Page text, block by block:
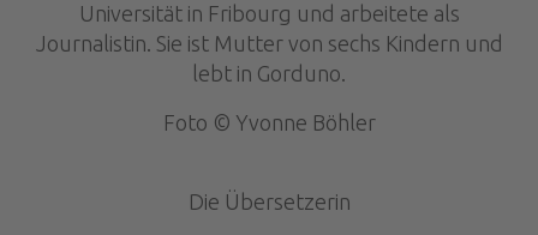
Universität in Fribourg und arbeitete als
Journalistin. Sie ist Mutter von sechs Kindern und
lebt in Gorduno.
Foto © Yvonne Böhler
Die Übersetzerin